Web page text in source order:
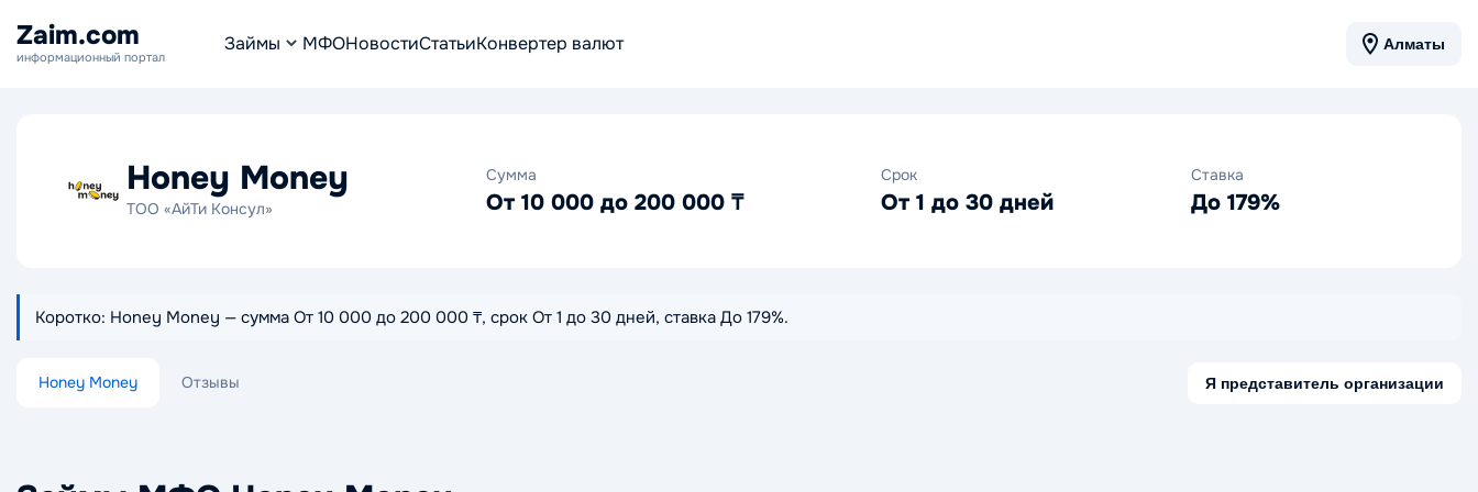
Zaim.com
информационный портал
Займы МФОНовостиСтатьиКонвертер валют Алматы
Honey Money
ТОО «АйТи Консул»
Сумма
От 10 000 до 200 000 ₸
Срок
От 1 до 30 дней
Ставка
До 179%
Коротко: Honey Money — сумма От 10 000 до 200 000 ₸, срок От 1 до 30 дней, ставка До 179%.
Honey Money Отзывы Я представитель организации